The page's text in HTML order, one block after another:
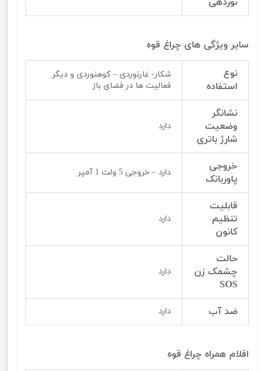
سایر ویژگی های چراغ قوه
نوع
استفاده
شکار- غارنوردی – کوهنوردی و دیگر
فعالیت ها در فضای باز
نشانگر
وضعیت
شارژ باتری
دارد
خروجی
پاوربانک
دارد – خروجی 5 ولت 1 آمپر
قابلیت
تنظیم
کانون
دارد
حالت
چشمک زن
SOS
دارد
ضد آب دارد
اقلام همراه چراغ قوه